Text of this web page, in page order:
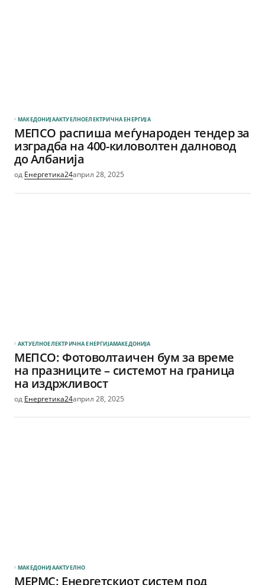
МАКЕДОНИЈААКТУЕЛНОЕЛЕКТРИЧНА ЕНЕРГИЈА
МЕПСО распиша меѓународен тендер за
изградба на 400-киловолтен далновод
до Албанија
од Енергетика24април 28, 2025
АКТУЕЛНОЕЛЕКТРИЧНА ЕНЕРГИЈАМАКЕДОНИЈА
МЕПСО: Фотоволтаичен бум за време
на празниците – системот на граница
на издржливост
од Енергетика24април 28, 2025
МАКЕДОНИЈААКТУЕЛНО
МЕРМС: Енергетскиот систем под